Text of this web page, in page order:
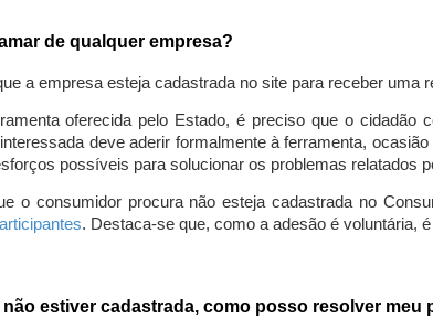
de qualquer empresa?
a empresa esteja cadastrada no site para receber uma
oferecida pelo Estado, é preciso que o
deve aderir formalmente à ferramenta,
possíveis para solucionar os problemas relatados
o consumidor procura não esteja cadastrada no
. Destaca-se que, como a adesão é voluntária,
não estiver cadastrada, como posso resolver meu